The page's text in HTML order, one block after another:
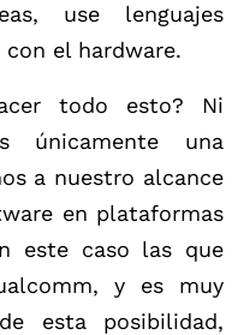
use lenguajes
el hardware.
todo esto? Ni
únicamente una
a nuestro alcance
en plataformas
este caso las que
y es muy
esta posibilidad,